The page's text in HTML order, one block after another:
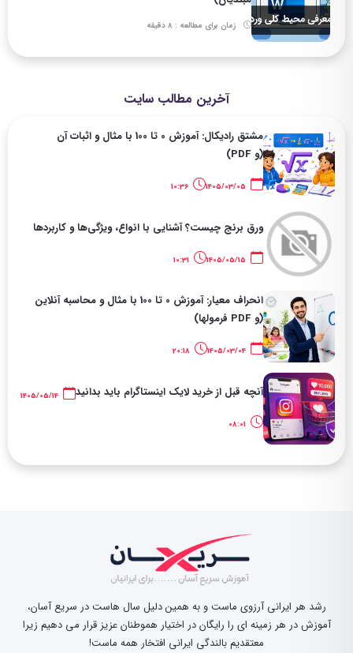
زمان برای مطالعه : 8 دقیقه
آخرین مطالب سایت
مشتق رادیکال: آموزش 0 تا 100 با مثال و اثبات آن
(و PDF)
10:36
ورق برنج چیست؟ آشنایی با انواع، ویژگی‌ها و کاربردها
انحراف معیار: آموزش 0 تا 100 با مثال و محاسبه آنلاین
(و PDF فرمولها)
20:18
آنچه قبل از خرید لایک اینستاگرام باید بدانید
رشد هر ایرانی آرزوی ماست و به همین دلیل سال هاست در سریع آسان،
آموزش در هر زمینه ای را رایگان در اختیار هموطنان عزیز قرار می دهیم زیرا
معتقدیم بالندگی ایرانی افتخار همه ماست!